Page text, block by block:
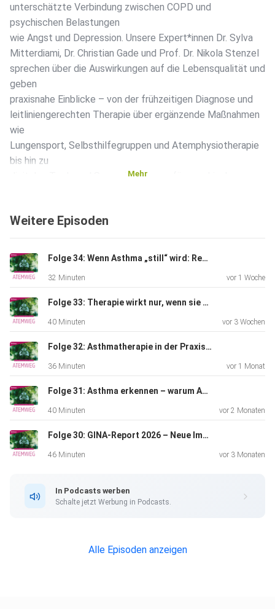
unterschätzte Verbindung zwischen COPD und
psychischen Belastungen
wie Angst und Depression. Unsere Expert*innen Dr. Sylva
Mitterdiami, Dr. Christian Gade und Prof. Dr. Nikola Stenzel
sprechen über die Auswirkungen auf die Lebensqualität und
geben
praxisnahe Einblicke – von der frühzeitigen Diagnose und
leitliniengerechten Therapie über ergänzende Maßnahmen
wie
Lungensport, Selbsthilfegruppen und Atemphysiotherapie
bis hin zu
digitalen Tools und Screening-Fragen für psychische
und Tabus die
niedrigschwelligen
Angebote wie z. B. die psychotherapeutische
Sprechstunde
unterstützen können. Ein kompakter Leitfaden für eine
ganzheitliche
Themenschwerpunkte: • Angst und
Depression bei COPD – häufiger als gedacht •
Symptome ernst nehmen, früh behandeln • Lungensport,
Selbsthilfe,
Erleichterung
der Gesprächsführung • Psychotherapie & digitale
Stenzel,
Gade, Pneumologe, Lüneburg • Dr. med. Sylva Mitterdiami,
Mehr
Weitere Episoden
Folge 34: Wenn Asthma „still“ wird: Remission als Therapieziel
32 Minuten vor 1 Woche
Folge 33: Therapie wirkt nur, wenn sie ankommt – Asthma‑Adhärenz im Praxisalltag
40 Minuten vor 3 Wochen
Folge 32: Asthmatherapie in der Praxis: wenn Stufenschema auf Realität trifft
36 Minuten vor 1 Monat
Folge 31: Asthma erkennen – warum Awareness der erste Therapieschritt ist
40 Minuten vor 2 Monaten
Folge 30: GINA-Report 2026 – Neue Impulse für die Asthmatherapie
46 Minuten vor 3 Monaten
In Podcasts werben
Schalte jetzt Werbung in Podcasts.
Alle Episoden anzeigen